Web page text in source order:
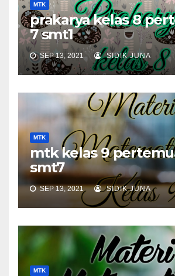
MTK
prakarya kelas 8
7 smt1
SEP 13, 2021 SIDIK JUNA
MTK
mtk kelas 9
smt7
SEP 13, 2021 SIDIK JUNA
MTK